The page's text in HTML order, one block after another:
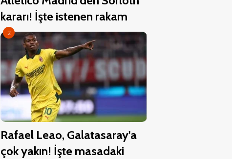
kararı! İşte istenen rakam
2
Rafael Leao, Galatasaray'a
çok yakın! İşte masadaki